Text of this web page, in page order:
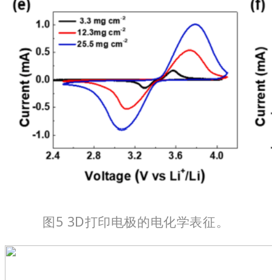
图5 3D打印电极的电化学表征。